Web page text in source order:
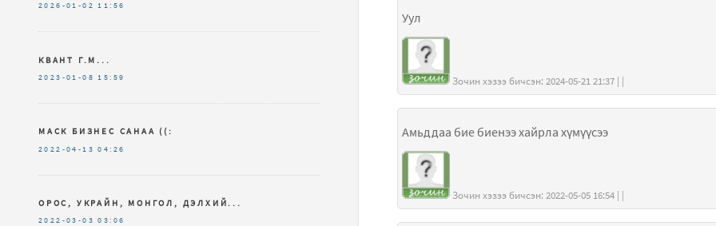
Уул
Зочин хэзээ бичсэн: 2024-05-21 21:37 | |
Амьддаа бие биенээ хайрла хүмүүсээ
Зочин хэзээ бичсэн: 2022-05-05 16:54 | |
2026-01-02 11:56
КВАНТ Г.М...
2023-01-08 15:59
МАСК БИЗНЕС САНАА ((:
2022-04-13 04:26
ОРОС, УКРАЙН, МОНГОЛ, ДЭЛХИЙ...
2022-03-03 03:06